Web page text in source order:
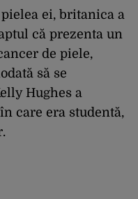
ei, britanica a
că prezenta un
de piele,
să se
Hughes a
care era studentă,